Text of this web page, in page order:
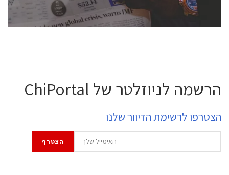
לחץ לפרטים
הרשמה לניוזלטר של ChiPortal
הצטרפו לרשימת הדיוור שלנו